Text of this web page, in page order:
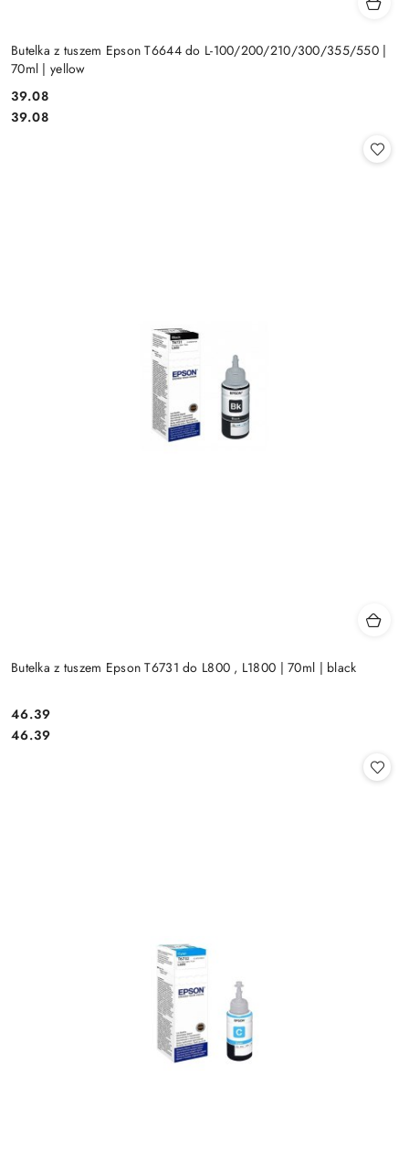
Butelka z tuszem Epson T6644 do L-100/200/210/300/355/550 |
70ml | yellow
Cena:
39.08
Cena:
39.08
Butelka z tuszem Epson T6731 do L800 , L1800 | 70ml | black
Cena:
46.39
Cena:
46.39